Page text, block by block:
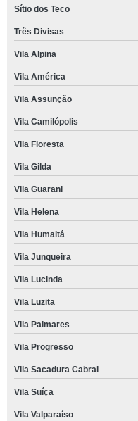
Sítio dos Teco
Três Divisas
Vila Alpina
Vila América
Vila Assunção
Vila Camilópolis
Vila Floresta
Vila Gilda
Vila Guarani
Vila Helena
Vila Humaitá
Vila Junqueira
Vila Lucinda
Vila Luzita
Vila Palmares
Vila Progresso
Vila Sacadura Cabral
Vila Suíça
Vila Valparaíso